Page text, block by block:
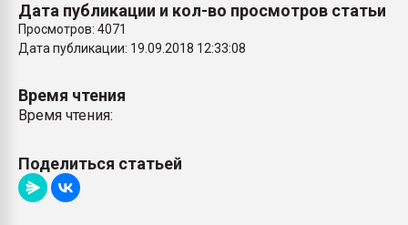
Дата публикации и кол-во просмотров статьи
Просмотров: 4071
Дата публикации: 19.09.2018 12:33:08
Время чтения
Время чтения:
Поделиться статьей